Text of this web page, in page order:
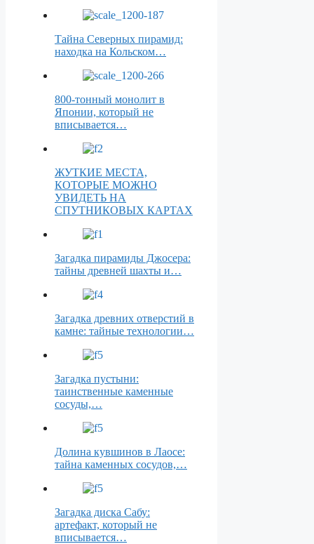
Тайна Северных пирамид:
находка на Кольском…
800-тонный монолит в
Японии, который не
вписывается…
ЖУТКИЕ МЕСТА,
КОТОРЫЕ МОЖНО
УВИДЕТЬ НА
СПУТНИКОВЫХ КАРТАХ
Загадка пирамиды Джосера:
тайны древней шахты и…
Загадка древних отверстий в
камне: тайные технологии…
Загадка пустыни:
таинственные каменные
сосуды,…
Долина кувшинов в Лаосе:
тайна каменных сосудов,…
Загадка диска Сабу:
артефакт, который не
вписывается…